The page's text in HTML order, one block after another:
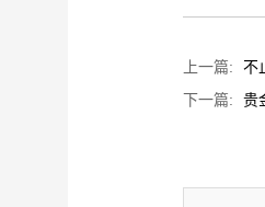
上一篇:
不
下一篇:
贵